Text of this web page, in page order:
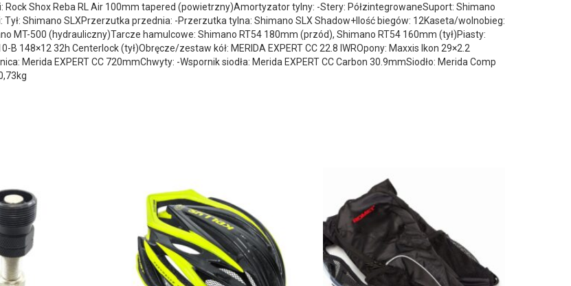
Rock Shox Reba RL Air 100mm tapered (powietrzny)Amortyzator tylny: -Stery: PółzintegrowaneSuport: Shimano
Shimano SLXPrzerzutka przednia: -Przerzutka tylna: Shimano SLX Shadow+Ilość biegów: 12Kaseta/wolnobieg:
MT-500 (hydrauliczny)Tarcze hamulcowe: Shimano RT54 180mm (przód), Shimano RT54 160mm (tył)Piasty:
148×12 32h Centerlock (tył)Obręcze/zestaw kół: MERIDA EXPERT CC 22.8 IWROpony: Maxxis Ikon 29×2.2
Merida EXPERT CC 720mmChwyty: -Wspornik siodła: Merida EXPERT CC Carbon 30.9mmSiodło: Merida Comp